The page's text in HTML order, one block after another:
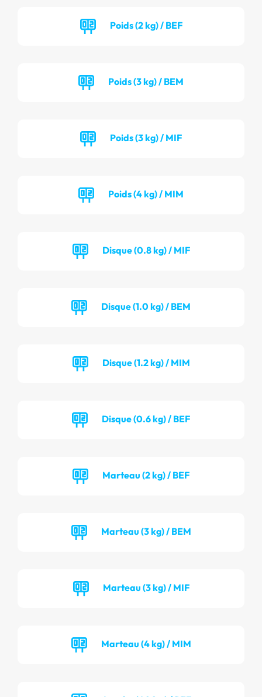
Poids (2 kg) / BEF
Poids (3 kg) / BEM
Poids (3 kg) / MIF
Poids (4 kg) / MIM
Disque (0.8 kg) / MIF
Disque (1.0 kg) / BEM
Disque (1.2 kg) / MIM
Disque (0.6 kg) / BEF
Marteau (2 kg) / BEF
Marteau (3 kg) / BEM
Marteau (3 kg) / MIF
Marteau (4 kg) / MIM